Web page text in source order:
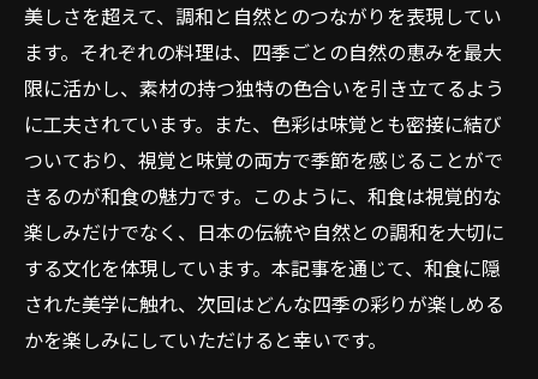
美しさを超えて、調和と自然とのつながりを表現してい
ます。それぞれの料理は、四季ごとの自然の恵みを最大
限に活かし、素材の持つ独特の色合いを引き立てるよう
に工夫されています。また、色彩は味覚とも密接に結び
ついており、視覚と味覚の両方で季節を感じることがで
きるのが和食の魅力です。このように、和食は視覚的な
楽しみだけでなく、日本の伝統や自然との調和を大切に
する文化を体現しています。本記事を通じて、和食に隠
された美学に触れ、次回はどんな四季の彩りが楽しめる
かを楽しみにしていただけると幸いです。